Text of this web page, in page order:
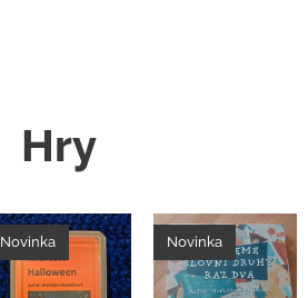
Hry
Novinka Novinka